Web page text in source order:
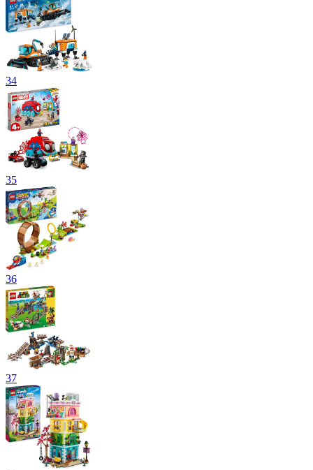
34
35
36
37